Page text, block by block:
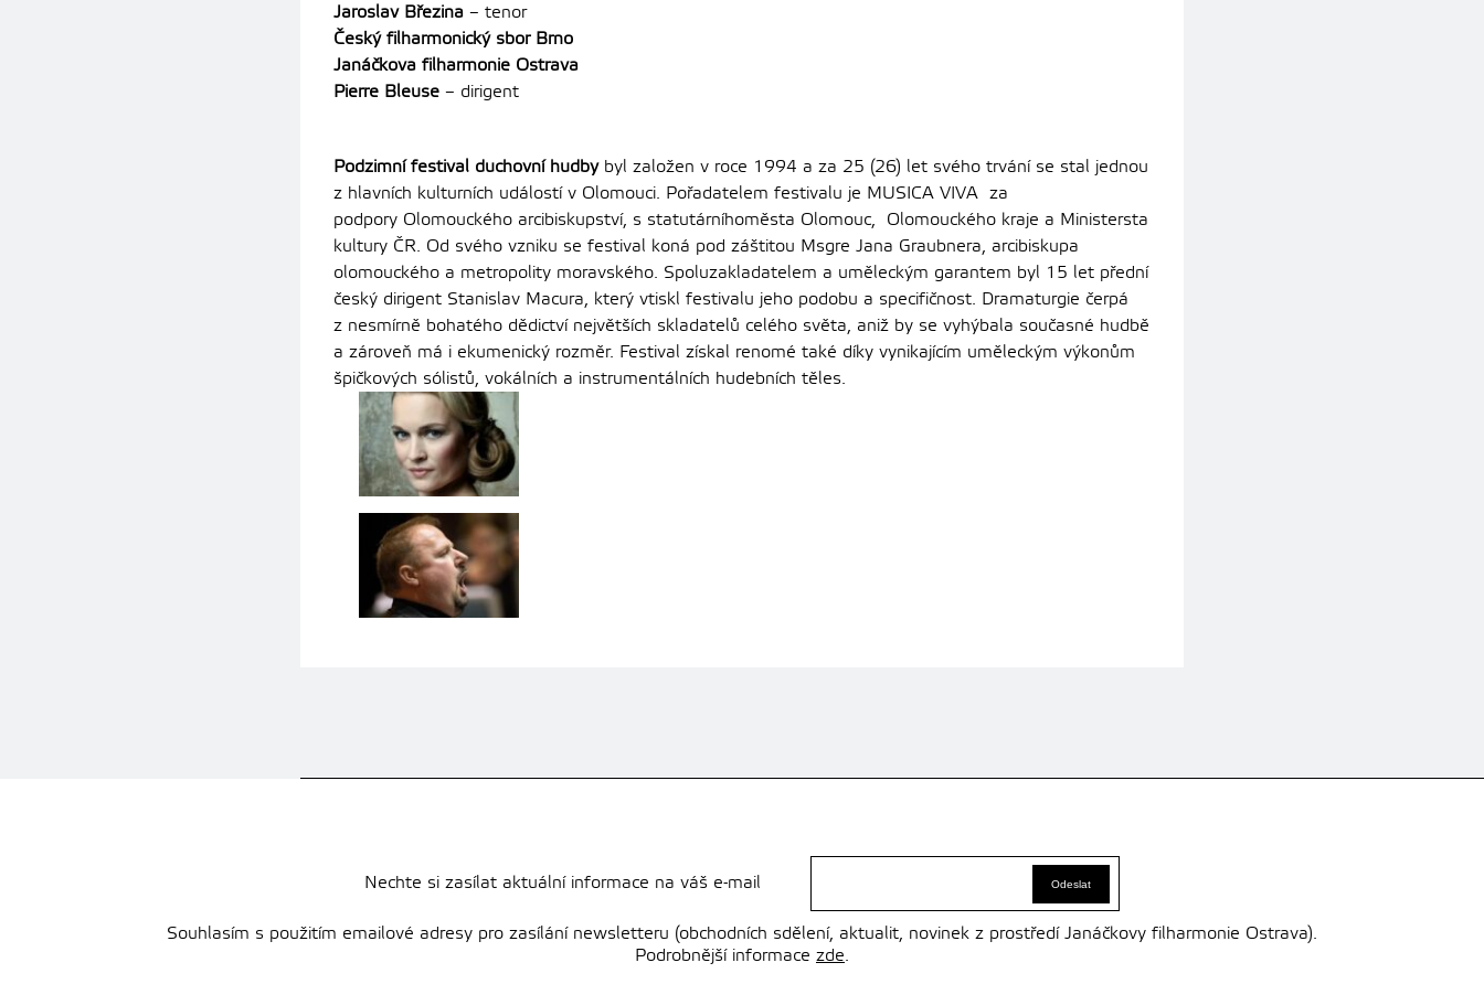
Jaroslav Březina – tenor
Český filharmonický sbor Brno
Janáčkova filharmonie Ostrava
Pierre Bleuse – dirigent
Podzimní festival duchovní hudbybyl založen v roce 1994 a za 25 (26) let svého trvání se stal jednou
z hlavních kulturních událostí v Olomouci. Pořadatelem festivalu je MUSICA VIVA za
podpory Olomouckého arcibiskupství, s statutárníhoměsta Olomouc, Olomouckého kraje a Ministersta
kultury ČR. Od svého vzniku se festival koná pod záštitou Msgre Jana Graubnera, arcibiskupa
olomouckého a metropolity moravského. Spoluzakladatelem a uměleckým garantem byl 15 let přední
český dirigent Stanislav Macura, který vtiskl festivalu jeho podobu a specifičnost. Dramaturgie čerpá
z nesmírně bohatého dědictví největších skladatelů celého světa, aniž by se vyhýbala současné hudbě
a zároveň má i ekumenický rozměr. Festival získal renomé také díky vynikajícím uměleckým výkonům
špičkových sólistů, vokálních a instrumentálních hudebních těles.
Nechte si zasílat aktuální informace na váš e-mail
Souhlasím s použitím emailové adresy pro zasílání newsletteru (obchodních sdělení, aktualit, novinek z prostředí Janáčkovy filharmonie Ostrava).
Podrobnější informace zde.